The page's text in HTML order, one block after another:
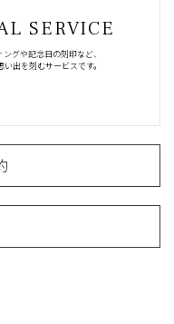
SERVICE
グや記念日の刻印など、
出を刻むサービスです。